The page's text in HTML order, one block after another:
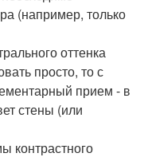
(например, только
оттенка
просто, то с
прием - в
стены (или
контрастного